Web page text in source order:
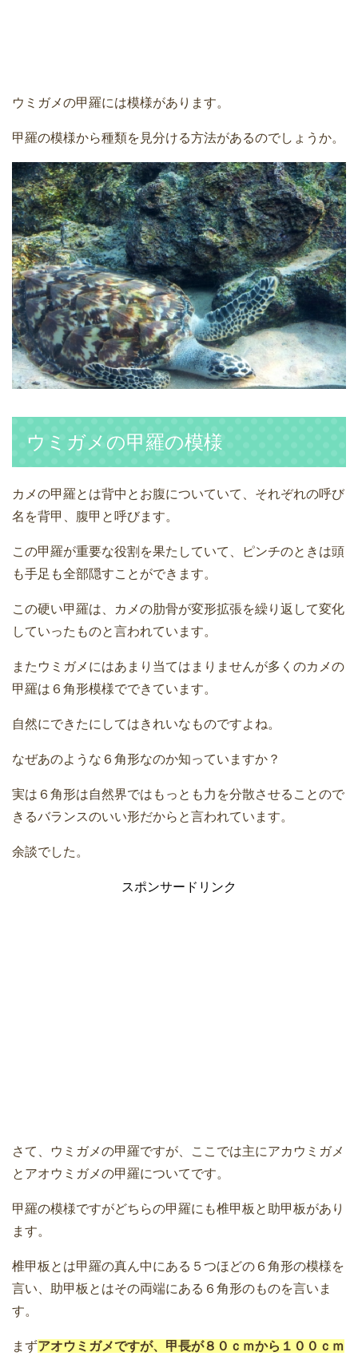
ウミガメの甲羅には模様があります。
甲羅の模様から種類を見分ける方法があるのでしょうか。
ウミガメの甲羅の模様
カメの甲羅とは背中とお腹についていて、それぞれの呼び
名を背甲、腹甲と呼びます。
この甲羅が重要な役割を果たしていて、ピンチのときは頭
も手足も全部隠すことができます。
この硬い甲羅は、カメの肋骨が変形拡張を繰り返して変化
していったものと言われています。
またウミガメにはあまり当てはまりませんが多くのカメの
甲羅は６角形模様でできています。
自然にできたにしてはきれいなものですよね。
なぜあのような６角形なのか知っていますか？
実は６角形は自然界ではもっとも力を分散させることので
きるバランスのいい形だからと言われています。
余談でした。
スポンサードリンク
さて、ウミガメの甲羅ですが、ここでは主にアカウミガメ
とアオウミガメの甲羅についてです。
甲羅の模様ですがどちらの甲羅にも椎甲板と助甲板があり
ます。
椎甲板とは甲羅の真ん中にある５つほどの６角形の模様を
言い、助甲板とはその両端にある６角形のものを言いま
す。
まずアオウミガメですが、甲長が８０ｃｍから１００ｃｍ